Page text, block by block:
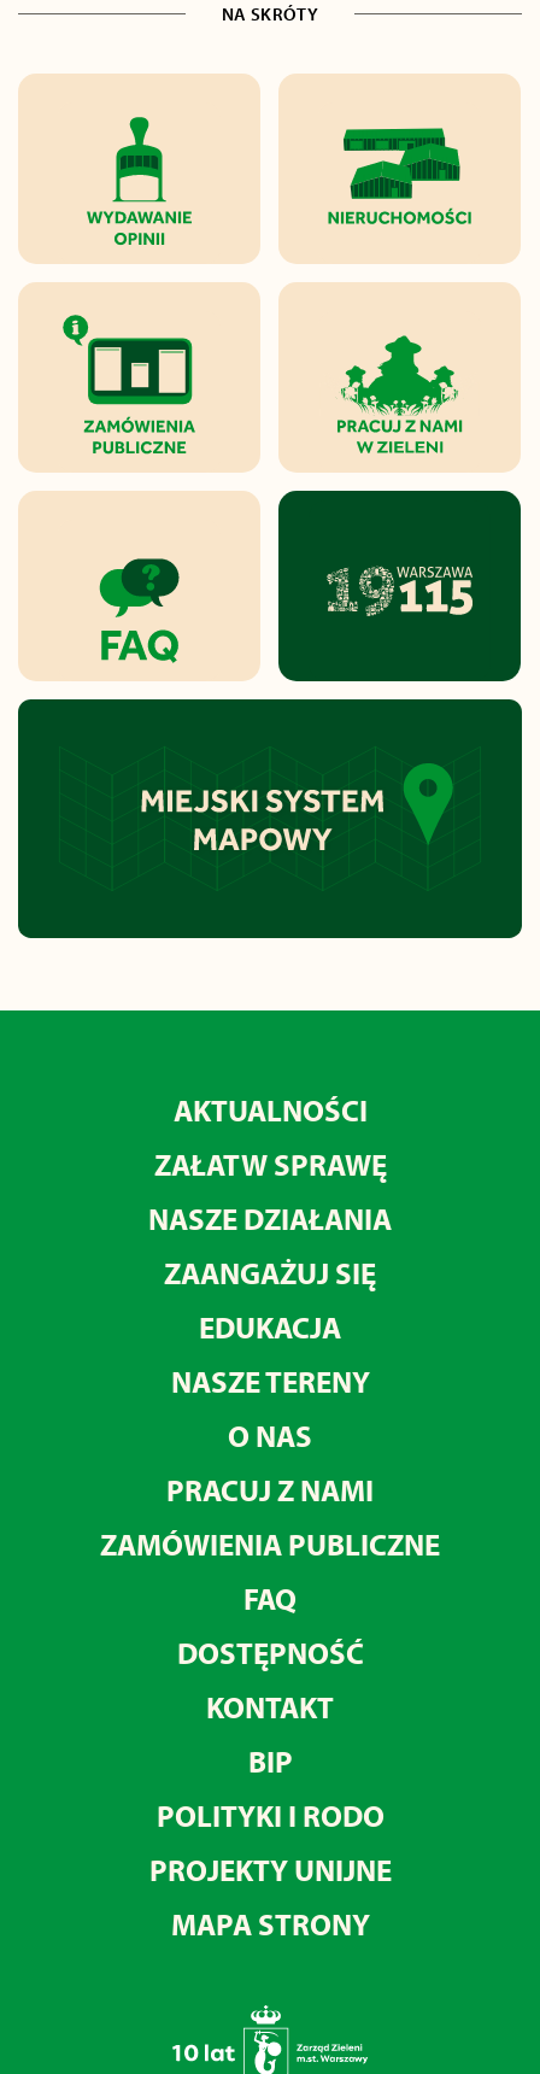
NA SKRÓTY
AKTUALNOŚCI
ZAŁATW SPRAWĘ
NASZE DZIAŁANIA
ZAANGAŻUJ SIĘ
EDUKACJA
NASZE TERENY
O NAS
PRACUJ Z NAMI
ZAMÓWIENIA PUBLICZNE
FAQ
DOSTĘPNOŚĆ
KONTAKT
BIP
POLITYKI I RODO
PROJEKTY UNIJNE
MAPA STRONY